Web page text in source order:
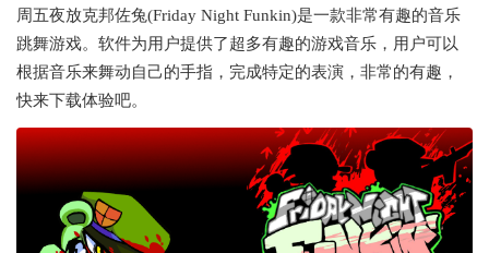
周五夜放克邦佐兔(Friday Night Funkin)是一款非常有趣的音乐
跳舞游戏。软件为用户提供了超多有趣的游戏音乐，用户可以
根据音乐来舞动自己的手指，完成特定的表演，非常的有趣，
快来下载体验吧。